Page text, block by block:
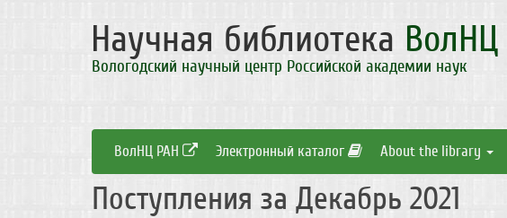
Научная библиотека
Вологодский научный центр Российской академии наук
ВолНЦ РАН Электронный каталог About the library
Поступления за Декабрь 2021